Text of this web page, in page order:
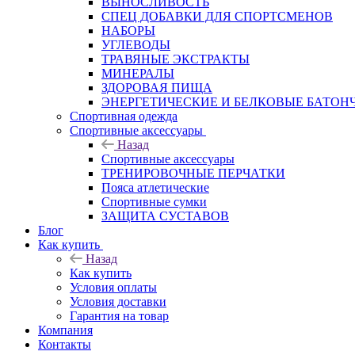
СПЕЦ ДОБАВКИ ДЛЯ СПОРТСМЕНОВ
НАБОРЫ
УГЛЕВОДЫ
ТРАВЯНЫЕ ЭКСТРАКТЫ
МИНЕРАЛЫ
ЗДОРОВАЯ ПИЩА
ЭНЕРГЕТИЧЕСКИЕ И БЕЛКОВЫЕ
Спортивная одежда
Спортивные аксессуары
Назад
Спортивные аксессуары
ТРЕНИРОВОЧНЫЕ ПЕРЧАТКИ
Пояса атлетические
Спортивные сумки
ЗАЩИТА СУСТАВОВ
Блог
Как купить
Назад
Как купить
Условия оплаты
Условия доставки
Гарантия на товар
Компания
Контакты